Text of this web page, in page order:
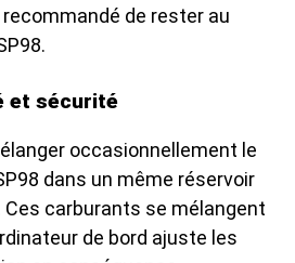
de rester au
et sécurité
occasionnellement le
dans un même réservoir
Ces carburants se mélangent
de bord ajuste les